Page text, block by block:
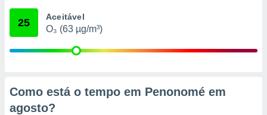
através
25 Aceitável
O₃ (63 µg/m³)
Como está o tempo em Penonomé em
agosto?